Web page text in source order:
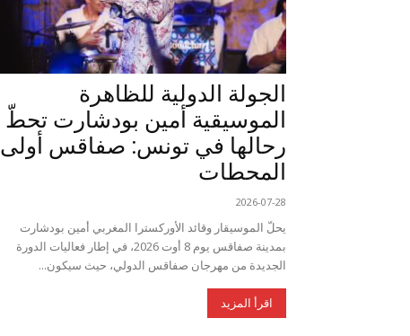
الجولة الدولية للظاهرة
الموسيقية أمين بودشارت تحطّ
رحالها في تونس: صفاقس أولى
المحطات
2026-07-28
يحلّ الموسيقار وقائد الأوركسترا المغربي أمين بودشارت
بمدينة صفاقس يوم 8 أوت 2026، في إطار فعاليات الدورة
الجديدة من مهرجان صفاقس الدولي، حيث سيكون...
اقرأ المزيد